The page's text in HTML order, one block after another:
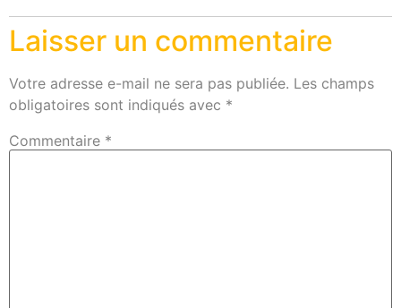
Laisser un commentaire
Votre adresse e-mail ne sera pas publiée. Les champs
obligatoires sont indiqués avec *
Commentaire *